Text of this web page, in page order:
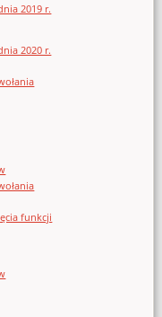
2019 r.
2020 r.
funkcji